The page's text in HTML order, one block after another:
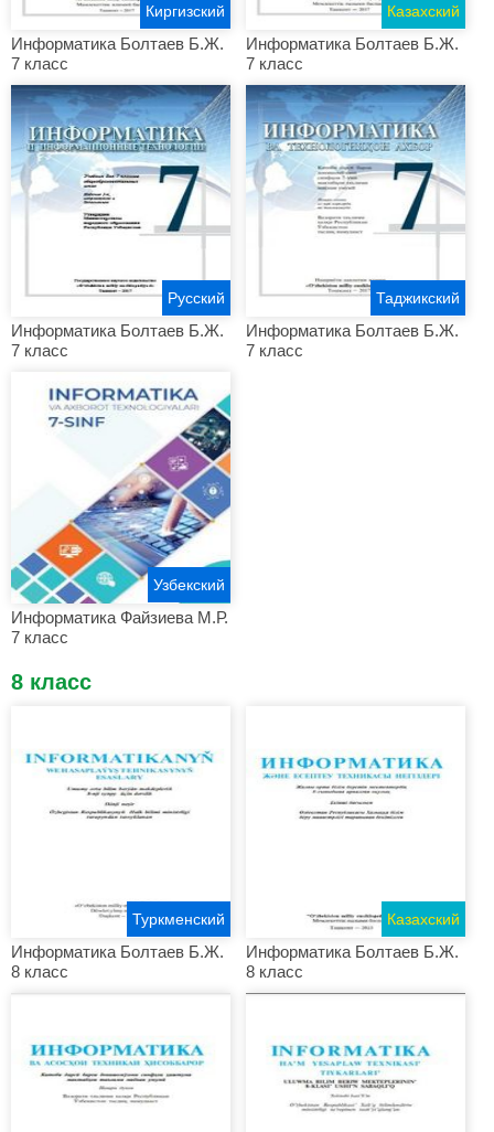
Информатика Болтаев Б.Ж.
7 класс
Киргизский
Информатика Болтаев Б.Ж.
7 класс
Казахский
Информатика Болтаев Б.Ж.
7 класс
Русский
Информатика Болтаев Б.Ж.
7 класс
Таджикский
Информатика Файзиева М.Р.
7 класс
Узбекский
8 класс
Информатика Болтаев Б.Ж.
8 класс
Туркменский
Информатика Болтаев Б.Ж.
8 класс
Казахский